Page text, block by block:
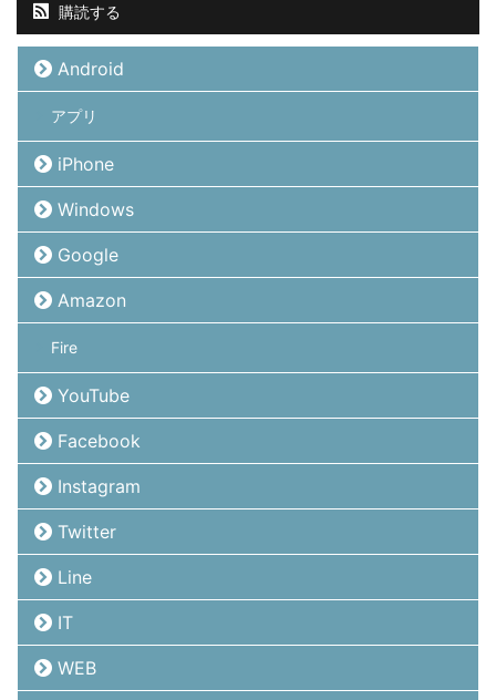
購読する
Android
アプリ
iPhone
Windows
Google
Amazon
Fire
YouTube
Facebook
Instagram
Twitter
Line
IT
WEB